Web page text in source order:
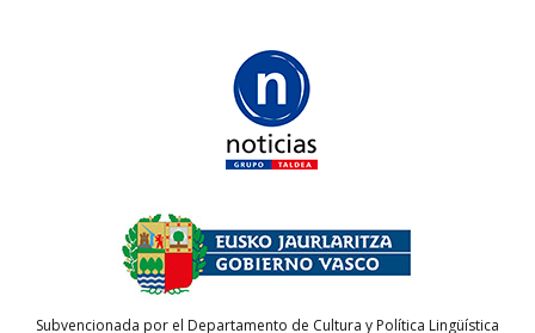
Subvencionada por el Departamento de Cultura y Política Lingüística